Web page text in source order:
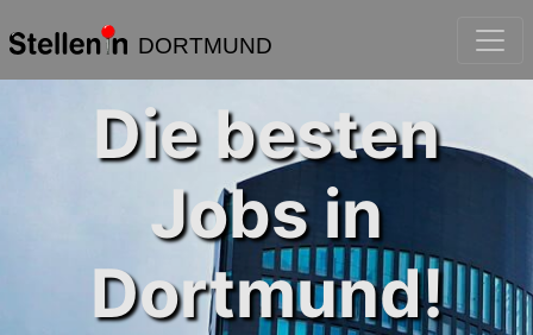
DORTMUND
Die besten
Jobs in
Dortmund!